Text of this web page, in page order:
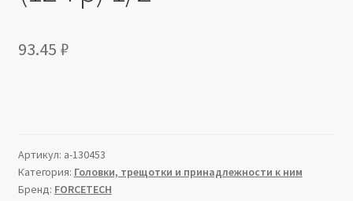
93.45 ₽
Артикул: a-130453
Категория: Головки, трещотки и принадлежности к ним
Бренд: FORCETECH